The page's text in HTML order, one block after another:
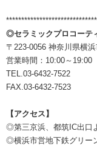
◎セラミックプロコーテ
〒223-0056 神奈川県横
営業時間：10:00～
TEL.03-6432-7522
FAX.03-6432-7523
【アクセス】
◎第三京浜、都筑IC出口
◎横浜市営地下鉄グリー